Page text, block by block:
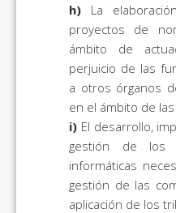
h) La
proyectos de
ámbito de
perjuicio de las
a otros órganos
en el ámbito de
i) El desarrollo,
gestión de los
informáticas
gestión de las
aplicación de los